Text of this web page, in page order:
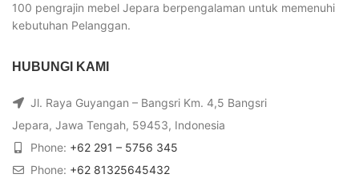
100 pengrajin mebel Jepara berpengalaman untuk memenuhi
kebutuhan Pelanggan.
HUBUNGI KAMI
Jl. Raya Guyangan – Bangsri Km. 4,5 Bangsri
Jepara, Jawa Tengah, 59453, Indonesia
Phone: +62 291 – 5756 345
Phone: +62 81325645432